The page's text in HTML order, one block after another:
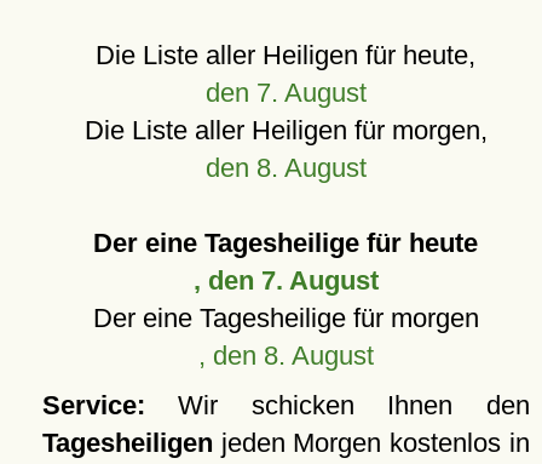
Die Liste aller Heiligen für heute,
den 7. August
Die Liste aller Heiligen für morgen,
den 8. August
Der eine Tagesheilige für heute
, den 7. August
Der eine Tagesheilige für morgen
, den 8. August
Service: Wir schicken Ihnen den
Tagesheiligen jeden Morgen kostenlos in